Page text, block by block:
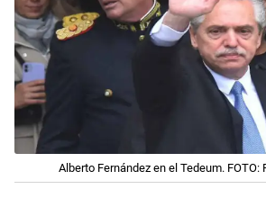
Alberto Fernández en el Tedeum. FOTO: